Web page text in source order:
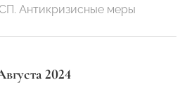
Антикризисные меры
2024